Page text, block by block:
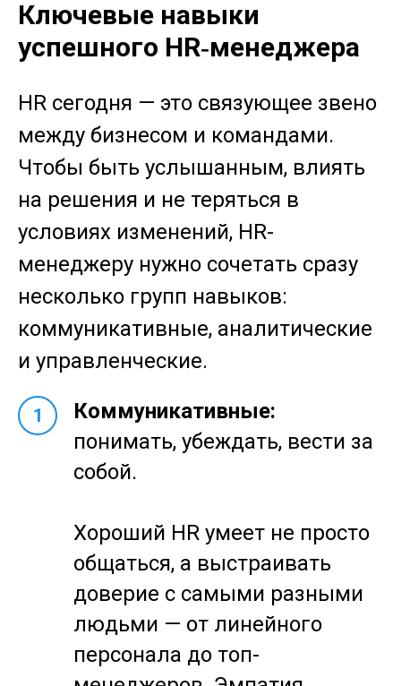
Ключевые навыки
успешного HR‑менеджера
HR сегодня — это связующее звено
между бизнесом и командами.
Чтобы быть услышанным, влиять
на решения и не теряться в
условиях изменений, HR-
менеджеру нужно сочетать сразу
несколько групп навыков:
коммуникативные, аналитические
и управленческие.
1
Коммуникативные:
понимать, убеждать, вести за
собой.
Хороший HR умеет не просто
общаться, а выстраивать
доверие с самыми разными
людьми — от линейного
персонала до топ-